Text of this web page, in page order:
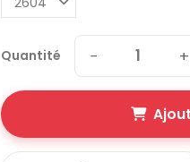
Quantité − +